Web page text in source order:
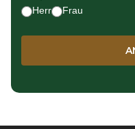
Herr
Frau